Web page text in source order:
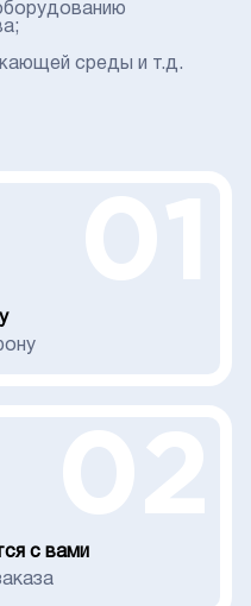
среды и т.д.
с вами